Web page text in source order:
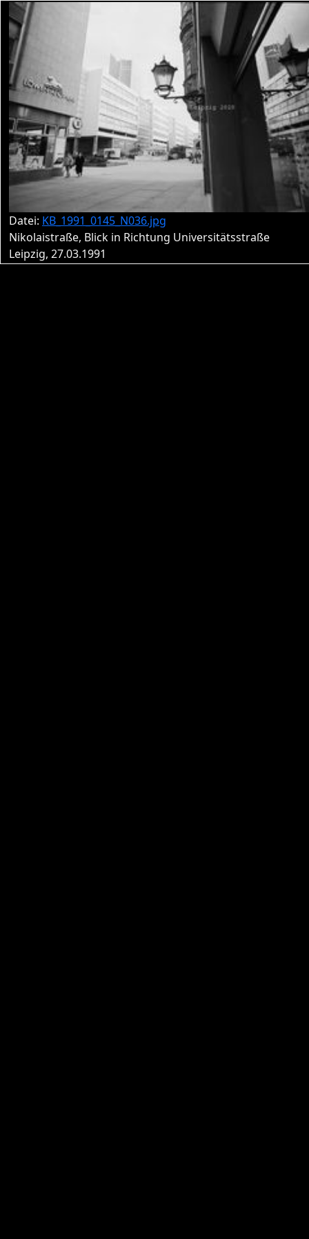
Datei: KB_1991_0145_N036.jpg
Nikolaistraße, Blick in Richtung Universitätsstraße
Leipzig, 27.03.1991